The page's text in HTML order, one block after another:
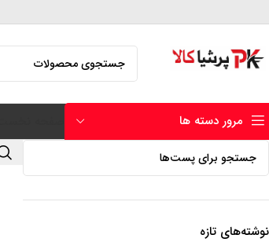
مرور دسته ها
نوشته‌های تازه